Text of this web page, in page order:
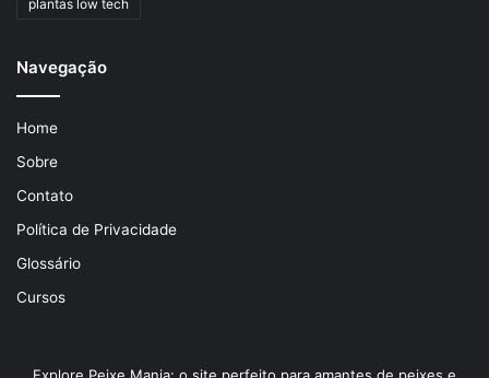
plantas low tech
Navegação
Home
Sobre
Contato
Política de Privacidade
Glossário
Cursos